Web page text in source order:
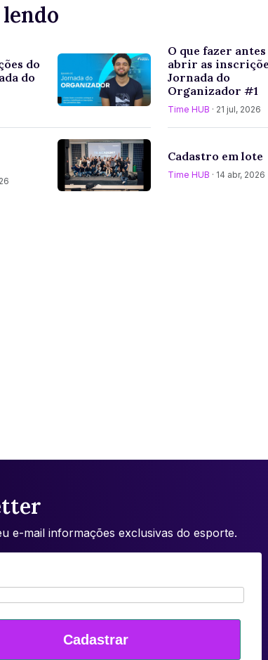
do
do
O que fazer antes
abrir as
Jornada do
Organizador #1
Time HUB · 21 jul, 2026
Cadastro em lote
Time HUB · 14 abr, 2026
e-mail informações exclusivas do esporte.
Cadastrar